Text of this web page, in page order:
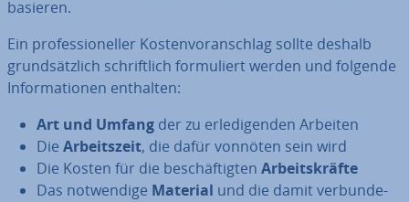
basieren.
Ein pro­fes­sio­nel­ler Kos­ten­vor­anschlag sollte deshalb
grund­sätz­lich schrift­lich for­mu­liert werden und folgende
In­for­ma­tio­nen enthalten:
Art und Umfang der zu er­le­di­gen­den Arbeiten
Die Ar­beits­zeit, die dafür vonnöten sein wird
Die Kosten für die be­schäf­tig­ten Ar­beits­kräf­te
Das not­wen­di­ge Material und die damit ver­bun­de­